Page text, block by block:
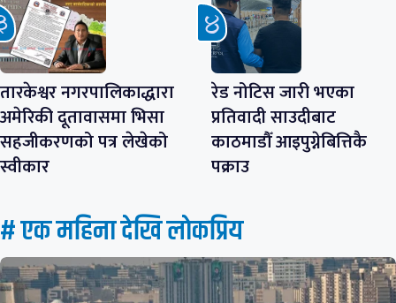
तारकेश्वर नगरपालिकाद्धारा
अमेरिकी दूतावासमा भिसा
सहजीकरणको पत्र लेखेको
स्वीकार
रेड नोटिस जारी भएका
प्रतिवादी साउदीबाट
काठमाडौँ आइपुग्नेबित्तिकै
पक्राउ
# एक महिना देखि लाेकप्रिय